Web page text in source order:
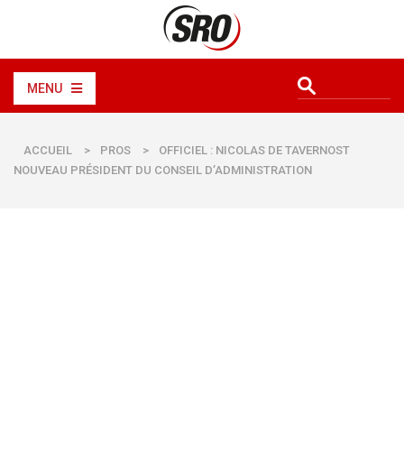
MENU
ACCUEIL > PROS >
OFFICIEL : NICOLAS DE TAVERNOST
NOUVEAU PRÉSIDENT DU CONSEIL D’ADMINISTRATION